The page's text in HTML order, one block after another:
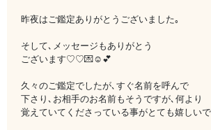
昨夜はご鑑定ありがとうございました｡
そして､メッセージもありがとう
ございます♡♡💌☺️💕
久々のご鑑定でしたが､すぐ名前を呼んで
下さり､お相手のお名前もそうですが､何より
覚えていてくださっている事がとても嬉しい